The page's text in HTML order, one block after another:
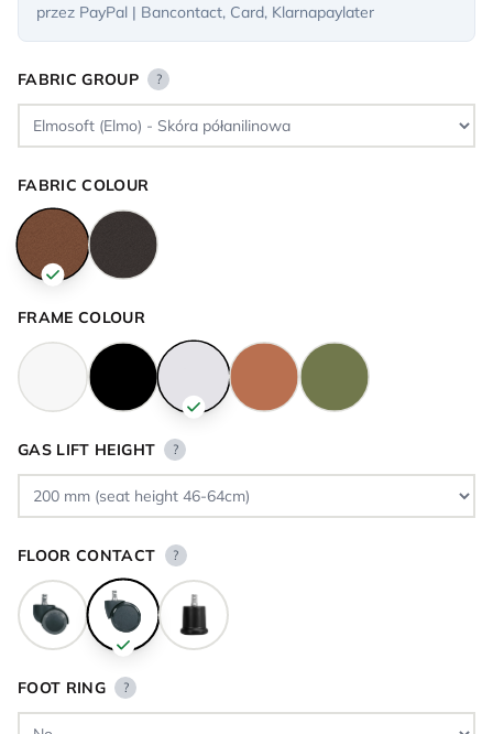
przez PayPal | Bancontact, Card, Klarnapaylater
FABRIC GROUP ?
FABRIC COLOUR
FRAME COLOUR
GAS LIFT HEIGHT ?
FLOOR CONTACT ?
FOOT RING ?